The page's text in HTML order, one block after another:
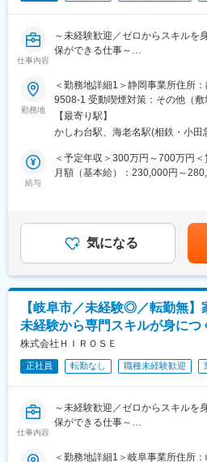
9時～18時が対応時間ですが、17
対応としています。
変更の範囲：会社の定める業務
■入社後の研修について
（1）入社後約2週間：本社（埼玉
※遠方からの場合は会社でホテル
（2）本社研修後1～2か月ほど：
府吹田市）にてサービス同行研修
立てから分解を行い、修理方法や
※遠方からの場合は会社でマンスリ
（3）入社3～6ヶ月まではOJT方
なります。
に社用車にて自宅から現場への直
※修理に必要なパーツも自宅付近
すが平均するt月2回ほど夜間の業
す。
◆残業について
残業は月平均35時間ほどとなりま
合間は待機となることも多く、作
せん。
・17時以降の問い合わせは原則翌
際にはもちろん電話等かかってき
変更の範囲：会社の定める業務
仕事内容
～未経験歓迎／ゼロからスキルを
保ができる仕事～
■業務内容：
◇AV機器などの訪問修理および据
お客様宅へ訪問し、故障診断から
す。
※建物に改変を加える業務はあり
◇多様な製品への対応
パソコン、スマートフォン、テレ
ンなど、幅広い製品を扱います。
ュニケーションが求められます。
■入社後は本社で研修：
■当ポジションの魅力：
◎未経験から専門知識、技術が身に
じて収入もしっかり確保できます
◎社会貢献につながる仕事
◎働きやすい環境
身用社員寮やマイカー通勤可など
勤務地
＜勤務地詳細1＞静岡事業所住所
9508-1 受動喫煙対策：その他（敷
り））＜勤務地詳細2＞本社住所
務地最寄駅：相鉄線／かしわ台駅
所
【最寄り駅】
かしわ台駅、海老名駅(相鉄・小田
給与
＜予定年収＞300万円～700万円
月額（基本給）：230,000円～
金額であり、選考を通じて上下
は固定手当を含めた表記です。
気になる
【岐阜市／未経験◎／転勤無
未経験から専門スキルが身につ
株式会社ＨＩＲＯＳＥ
正社員 転勤なし 職種未経験歓迎
仕事内容
～未経験歓迎／ゼロからスキルを
保ができる仕事～
■業務内容：
＜勤務地詳細1＞岐阜事業所住所